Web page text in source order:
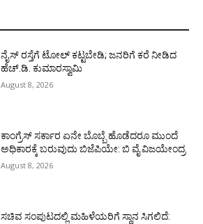
ನೈಸ್ ರಸ್ತೆಗೆ ಟೋಲ್ ಕಟ್ಟಬೇಡಿ; ಜನರಿಗೆ ಕರೆ ನೀಡಿದ
ಹೆಚ್.ಡಿ. ಕುಮಾರಸ್ವಾಮಿ
August 8, 2026
ಕಾಂಗ್ರೆಸ್ ಸರ್ಕಾರ ಏನೇ ಬೊಬ್ಬೆ ಹೊಡೆದರೂ ಮುಂದೆ
ಅಧಿಕಾರಕ್ಕೆ ಬರುವುದು ಬಿಜೆಪಿಯೇ: ಬಿ ವೈ ವಿಜಯೇಂದ್ರ
August 8, 2026
ಸಚಿವ ಸಂಪುಟದಲ್ಲಿ ಮಹಿಳೆಯರಿಗೆ ಸ್ಥಾನ ಸಿಗಲಿದೆ: